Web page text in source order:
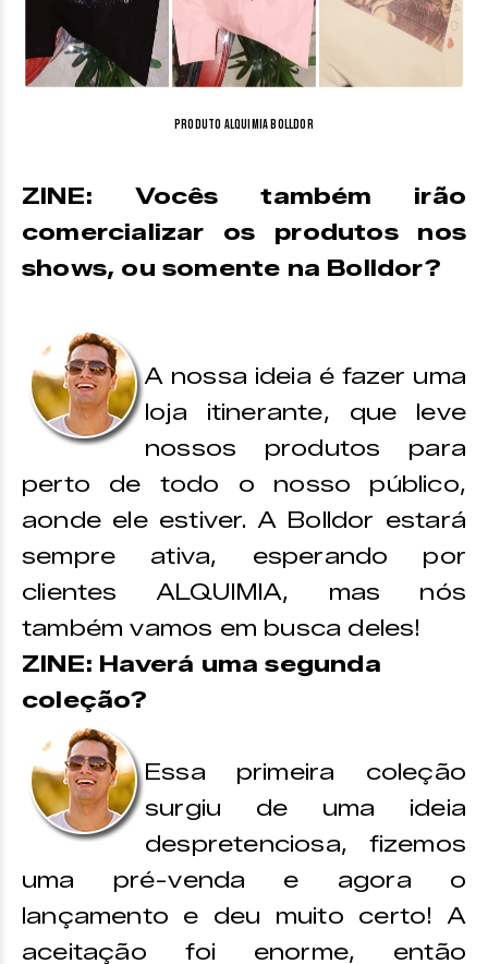
Produto Alquimia Bolldor
ZINE: Vocês também irão
comercializar os produtos nos
shows, ou somente na Bolldor?
A nossa ideia é fazer uma
loja itinerante, que leve
nossos produtos para
perto de todo o nosso público,
aonde ele estiver. A Bolldor estará
sempre ativa, esperando por
clientes ALQUIMIA, mas nós
também vamos em busca deles!
ZINE: Haverá uma segunda
coleção?
Essa primeira coleção
surgiu de uma ideia
despretenciosa, fizemos
uma pré-venda e agora o
lançamento e deu muito certo! A
aceitação foi enorme, então